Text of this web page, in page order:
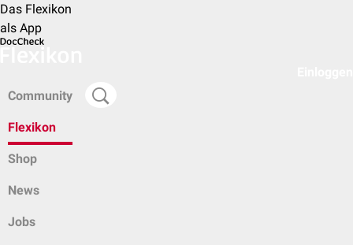
Das Flexikon
als App
Community
Flexikon
Shop
News
Jobs